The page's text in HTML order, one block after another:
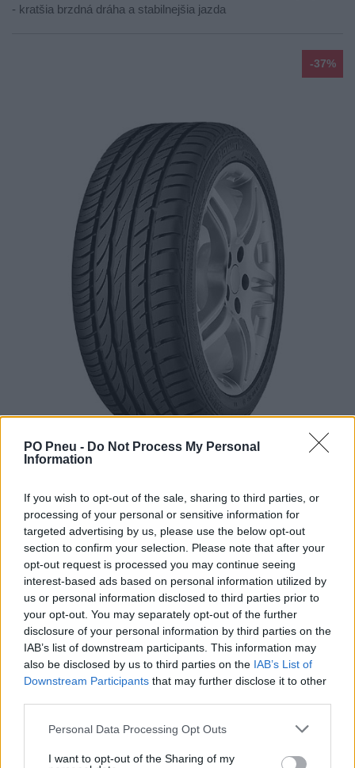
PO Pneu - Do Not Process My Personal
Information
If you wish to opt-out of the sale, sharing to third parties, or
processing of your personal or sensitive information for
targeted advertising by us, please use the below opt-out
section to confirm your selection. Please note that after your
opt-out request is processed you may continue seeing
interest-based ads based on personal information utilized by
us or personal information disclosed to third parties prior to
your opt-out. You may separately opt-out of the further
disclosure of your personal information by third parties on the
IAB’s list of downstream participants. This information may
also be disclosed by us to third parties on the IAB’s List of
Downstream Participants that may further disclose it to other
Personal Data Processing Opt Outs
I want to opt-out of the Sharing of my
- kratšia brzdná dráha a stabilnejšia jazda
-37%
106,16 € 168,51 €
- +
Séria/Značka:
Barum
Kód:
4024063435841
255 cm
40 cm